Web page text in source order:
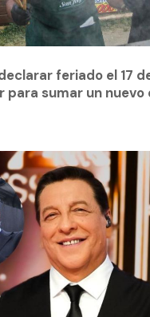
feriado el 17
para sumar un nuevo